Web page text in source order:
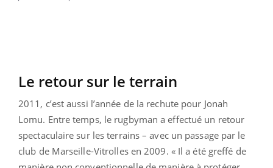
Le retour sur le terrain
2011, c’est aussi l’année de la rechute pour Jonah
Lomu. Entre temps, le rugbyman a effectué un retour
spectaculaire sur les terrains – avec un passage par le
club de Marseille-Vitrolles en 2009. « Il a été greffé de